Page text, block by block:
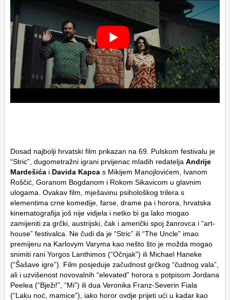
Dosad najbolji hrvatski film prikazan na 69. Pulskom festivalu je
“Stric”, dugometražni igrani prvijenac mladih redatelja Andrije
Mardešića i Davida Kapca s Mikijem Manojlovićem, Ivanom
Roščić, Goranom Bogdanom i Rokom Sikavicom u glavnim
ulogama. Ovakav film, mješavinu psihološkog trilera s
elementima crne komedije, farse, drame pa i horora, hrvatska
kinematografija još nije vidjela i netko bi ga lako mogao
zamijeniti za grčki, austrijski, čak i američki spoj žanrovca i “art-
house” festivalca. Ne čudi da je “Stric” ili “The Uncle” imao
premijeru na Karlovym Varyma kao nešto što je možda mogao
snimiti rani Yorgos Lanthimos (“Očnjak”) ili Michael Haneke
(“Šašave igre”). Film posjeduje začudnost grčkog “čudnog vala”,
ali i uzvišenost novovalnih “elevated” horora s potpisom Jordana
Peelea (“Bježi!”, “Mi”) ili dua Veronika Franz-Severin Fiala
(“Laku noć, mamice”), iako horor ovdje prijeti ući u kadar kao